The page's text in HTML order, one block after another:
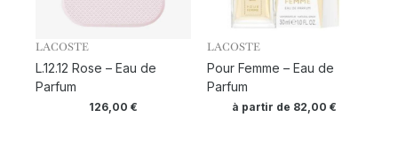
LACOSTE
L.12.12 Rose – Eau de
Parfum
126,00€
LACOSTE
Pour Femme – Eau de
Parfum
à partir de 82,00€